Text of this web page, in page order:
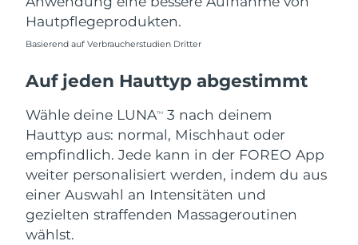
Hautpflegeprodukten.
Basierend auf Verbraucherstudien Dritter
Auf jeden Hauttyp abgestimmt
Wähle deine LUNATM
3 nach deinem
Hauttyp aus: normal, Mischhaut oder
empfindlich. Jede kann in der FOREO App
weiter personalisiert werden, indem du aus
einer Auswahl an Intensitäten und
gezielten straffenden Massageroutinen
wählst.